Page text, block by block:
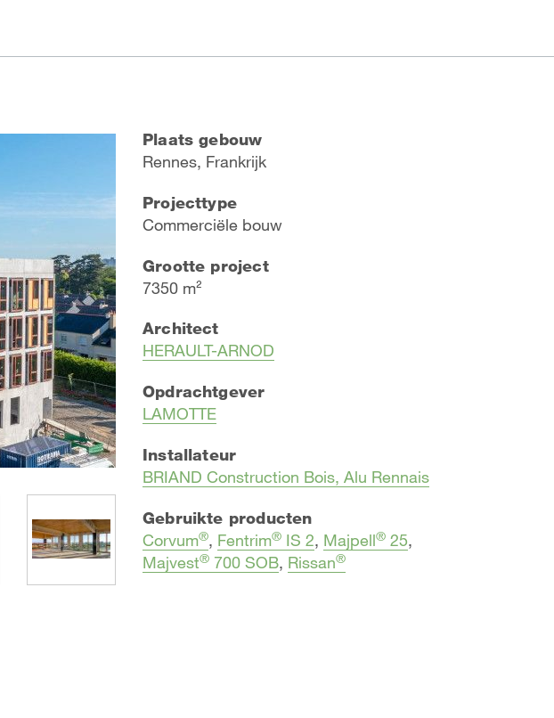
Plaats gebouw
Rennes, Frankrijk
Projecttype
Commerciële bouw
Grootte project
7350 m²
Architect
HERAULT-ARNOD
Opdrachtgever
LAMOTTE
Installateur
​BRIAND Construction Bois, Alu Rennais
Gebruikte producten
Corvum®, Fentrim® IS 2, Majpell® 25,
Majvest® 700 SOB, Rissan®